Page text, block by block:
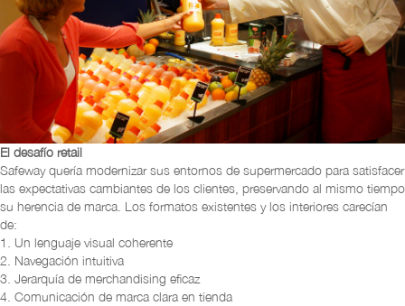
El desafío retail
Safeway quería modernizar sus entornos de supermercado para satisfacer
las expectativas cambiantes de los clientes, preservando al mismo tiempo
su herencia de marca. Los formatos existentes y los interiores carecían
de:
1. Un lenguaje visual coherente
2. Navegación intuitiva
3. Jerarquía de merchandising eficaz
4. Comunicación de marca clara en tienda